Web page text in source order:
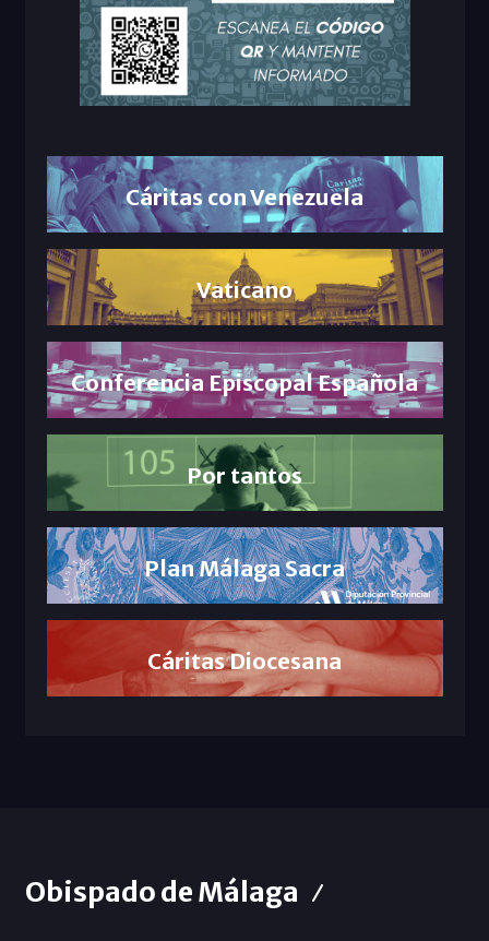
Cáritas con Venezuela
Vaticano
Conferencia Episcopal Española
Por tantos
Plan Málaga Sacra
Cáritas Diocesana
Obispado de Málaga